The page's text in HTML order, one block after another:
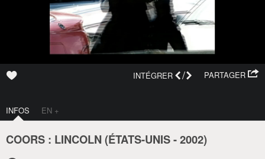
PARTAGER
INTÉGRER /
INFOS EN +
COORS : LINCOLN (ÉTATS-UNIS-2002)